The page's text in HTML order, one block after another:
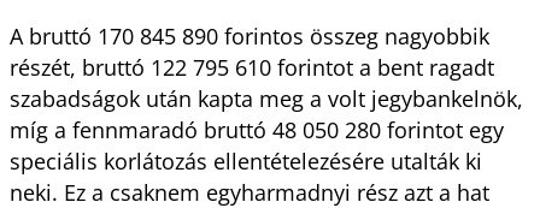
A bruttó 170 845 890 forintos összeg nagyobbik
részét, bruttó 122 795 610 forintot a bent ragadt
szabadságok után kapta meg a volt jegybankelnök,
míg a fennmaradó bruttó 48 050 280 forintot egy
speciális korlátozás ellentételezésére utalták ki
neki. Ez a csaknem egyharmadnyi rész azt a hat